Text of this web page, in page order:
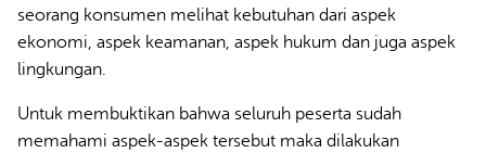
seorang konsumen melihat kebutuhan dari aspek
ekonomi, aspek keamanan, aspek hukum dan juga aspek
lingkungan.
Untuk membuktikan bahwa seluruh peserta sudah
memahami aspek-aspek tersebut maka dilakukan